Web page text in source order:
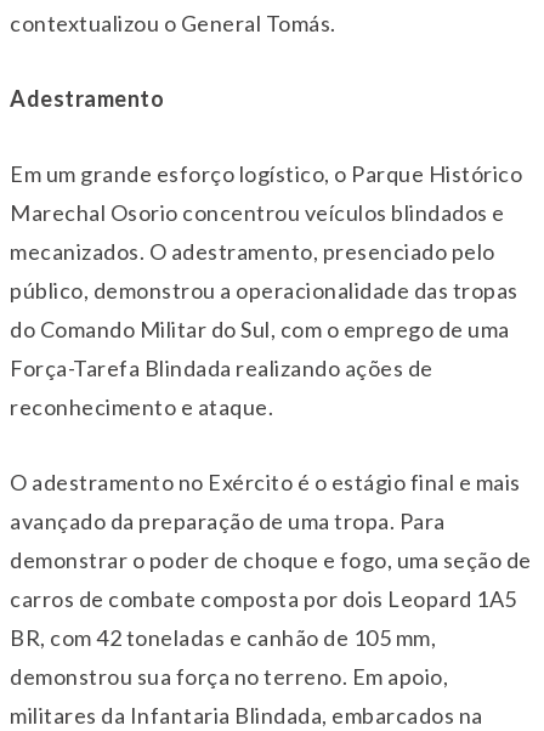
contextualizou o General Tomás.
Adestramento
Em um grande esforço logístico, o Parque Histórico
Marechal Osorio concentrou veículos blindados e
mecanizados. O adestramento, presenciado pelo
público, demonstrou a operacionalidade das tropas
do Comando Militar do Sul, com o emprego de uma
Força-Tarefa Blindada realizando ações de
reconhecimento e ataque.
O adestramento no Exército é o estágio final e mais
avançado da preparação de uma tropa. Para
demonstrar o poder de choque e fogo, uma seção de
carros de combate composta por dois Leopard 1A5
BR, com 42 toneladas e canhão de 105 mm,
demonstrou sua força no terreno. Em apoio,
militares da Infantaria Blindada, embarcados na